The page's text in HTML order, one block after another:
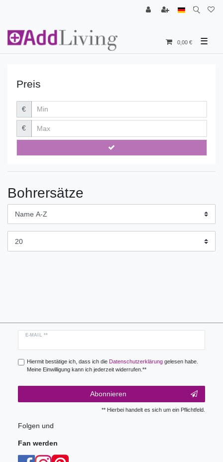
0,00 € ☰
Preis
€
€
Bohrersätze
E-MAIL **
Newsletter
Hiermit bestätige ich, dass ich die Daten­schutz­erklärunggelesen habe.
Meine Einwilligung kann ich jederzeit widerrufen.**
Abonnieren
** Hierbei handelt es sich um ein Pflichtfeld.
Folgen und
Fan werden